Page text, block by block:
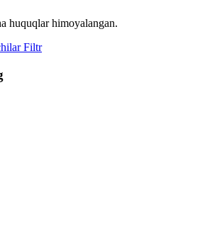
huquqlar himoyalangan.
Filtr